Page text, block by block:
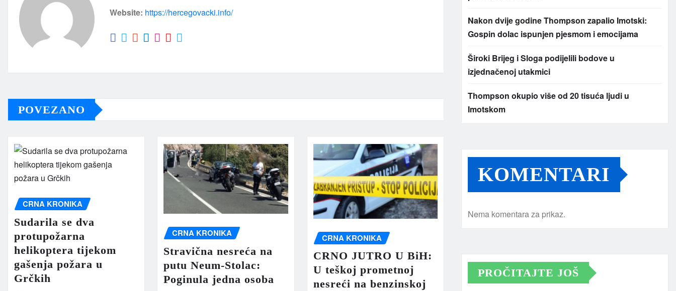
Website: https://hercegovacki.info/
POVEZANO
CRNA KRONIKA
Sudarila se dva
protupožarna
helikoptera tijekom
gašenja požara u
Grčkih
CRNA KRONIKA
Stravična nesreća na
putu Neum-Stolac:
Poginula jedna osoba
CRNA KRONIKA
CRNO JUTRO U BiH:
U teškoj prometnoj
nesreći na benzinskoj
Nakon dvije godine Thompson zapalio Imotski:
Gospin dolac ispunjen pjesmom i emocijama
Široki Brijeg i Sloga podijelili bodove u
izjednačenoj utakmici
Thompson okupio više od 20 tisuća ljudi u
Imotskom
KOMENTARI
Nema komentara za prikaz.
PROČITAJTE JOŠ